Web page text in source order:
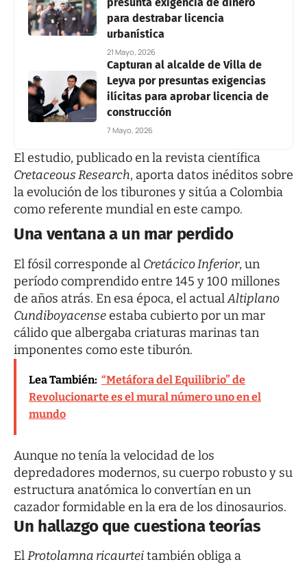
presunta exigencia de dinero
para destrabar licencia
urbanística
21 Mayo, 2026
Capturan al alcalde de Villa de
Leyva por presuntas exigencias
ilícitas para aprobar licencia de
construcción
7 Mayo, 2026
El estudio, publicado en la revista científica
Cretaceous Research, aporta datos inéditos sobre
la evolución de los tiburones y sitúa a Colombia
como referente mundial en este campo.
Una ventana a un mar perdido
El fósil corresponde al Cretácico Inferior, un
período comprendido entre 145 y 100 millones
de años atrás. En esa época, el actualAltiplano
Cundiboyacenseestaba cubierto por un mar
cálido que albergaba criaturas marinas tan
imponentes como este tiburón.
Lea También: “Metáfora del Equilibrio” de
Revolucionarte es el mural número uno en el
mundo
Aunque no tenía la velocidad de los
depredadores modernos, su cuerpo robusto y su
estructura anatómica lo convertían en un
cazador formidable en la era de los dinosaurios.
Un hallazgo que cuestiona teorías
ElProtolamna ricaurteitambién obliga a